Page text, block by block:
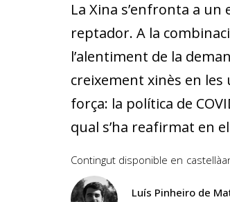
La Xina s’enfronta a
reptador. A la
l’alentiment de la
creixement xinès en les
força: la política de
qual s’ha reafirmat en
Contingut disponible en castellà
Luís Pinheiro de